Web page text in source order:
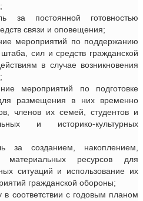
за постоянной готовностью
связи и оповещения;
мероприятий по поддержанию
сил и средств гражданской
в случае возникновения
мероприятий по подготовке
размещения в них временно
членов их семей, студентов и
и историко-культурных
за созданием, накоплением,
материальных ресурсов для
ситуаций и использование их
гражданской обороны;
в соответствии с годовым планом